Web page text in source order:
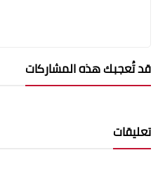
قد تُعجبك هذه المشاركات
تعليقات